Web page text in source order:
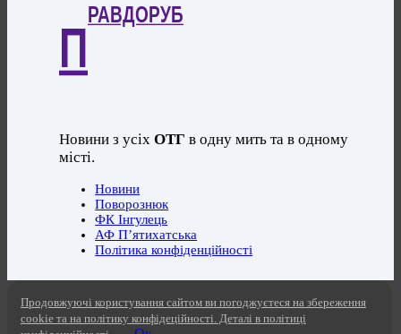
П
РАВДОРУБ
Новини з усіхОТГ в одну мить та в одному
місті.
Новини
Поворознюк
ФК Інгулець
АФ П’ятихатська
Політика конфіденційності
Продовжуючі користування сайтом ви погоджуєтеся на збереження
cookie та на політику конфідеційності. Деталі в політиці